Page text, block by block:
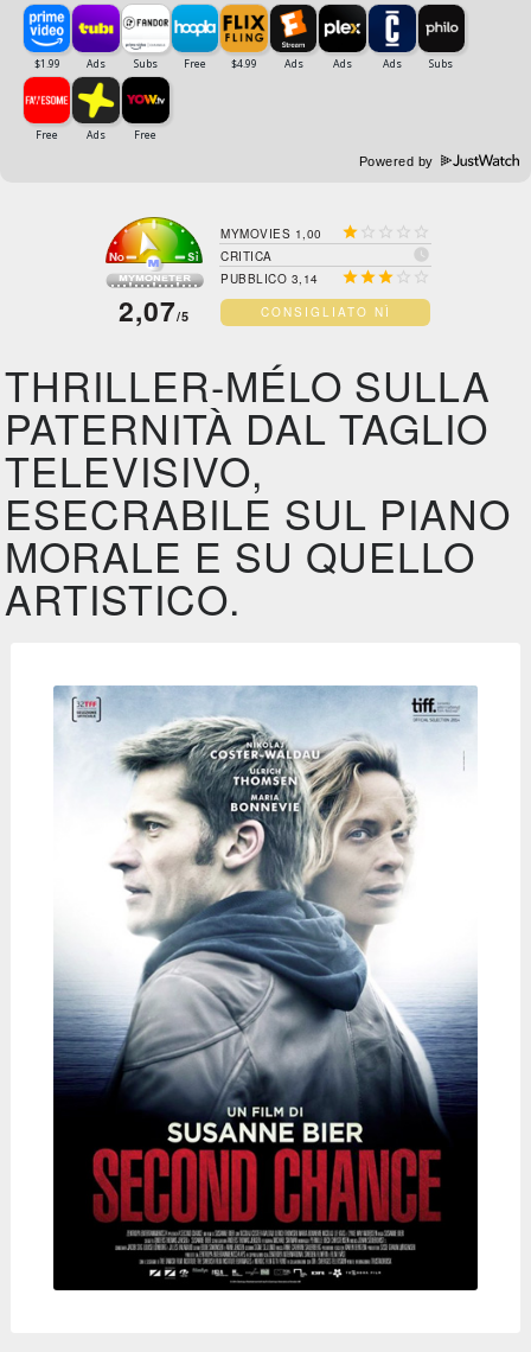
Powered by
2,07/5
MYMOVIES 1,00     
CRITICA 
PUBBLICO 3,14   
CONSIGLIATO NÌ
THRILLER-MÉLO SULLA
PATERNITÀ DAL TAGLIO
TELEVISIVO,
ESECRABILE SUL PIANO
MORALE E SU QUELLO
ARTISTICO.